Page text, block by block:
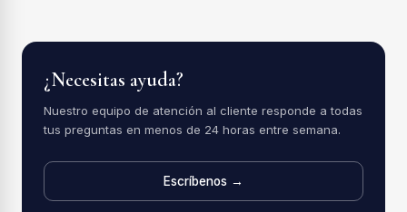
¿Necesitas ayuda?
Nuestro equipo de atención al cliente responde a todas
tus preguntas en menos de 24 horas entre semana.
Escríbenos →